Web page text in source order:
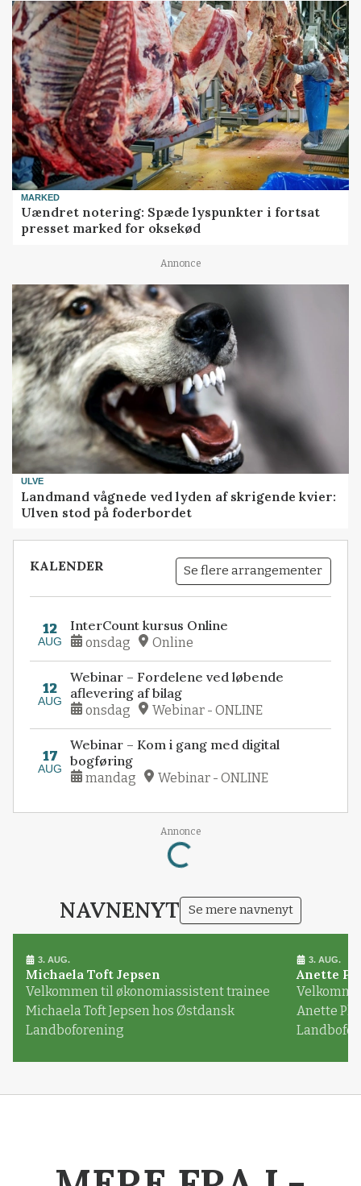
MARKED
Uændret notering: Spæde lyspunkter i fortsat
presset marked for oksekød
Annonce
ULVE
Landmand vågnede ved lyden af skrigende kvier:
Ulven stod på foderbordet
KALENDER Se flere arrangementer
12
AUG
InterCount kursus Online
onsdag Online
12
AUG
Webinar – Fordelene ved løbende
aflevering af bilag
onsdag Webinar - ONLINE
17
AUG
Webinar – Kom i gang med digital
bogføring
mandag Webinar - ONLINE
Annonce
Loading...
NAVNENYT Se mere navnenyt
3. AUG.
Michaela Toft Jepsen
Velkommen til økonomiassistent trainee
Michaela Toft Jepsen hos Østdansk
Landboforening
3. AUG.
Anette
Anette